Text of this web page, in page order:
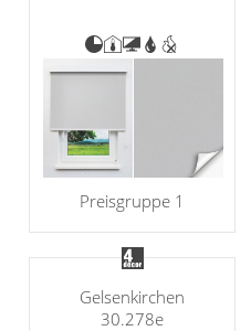
Preisgruppe 1
Gelsenkirchen
30.278e